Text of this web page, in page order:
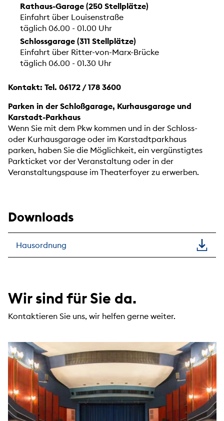
Rathaus-Garage (250 Stellplätze)
Einfahrt über Louisenstraße
täglich 06.00 - 01.00 Uhr
Schlossgarage (311 Stellplätze)
Einfahrt über Ritter-von-Marx-Brücke
täglich 06.00 - 01.30 Uhr
Kontakt: Tel. 06172 / 178 3600
Parken in der Schloßgarage, Kurhausgarage und
Karstadt-Parkhaus
Wenn Sie mit dem Pkw kommen und in der Schloss-
oder Kurhausgarage oder im Karstadtparkhaus
parken, haben Sie die Möglichkeit, ein vergünstigtes
Parkticket vor der Veranstaltung oder in der
Veranstaltungspause im Theaterfoyer zu erwerben.
Downloads
Hausordnung
Wir sind für Sie da.
Kontaktieren Sie uns, wir helfen gerne weiter.